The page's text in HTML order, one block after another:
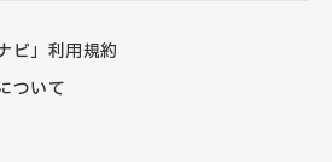
ビ」利用規約
ついて